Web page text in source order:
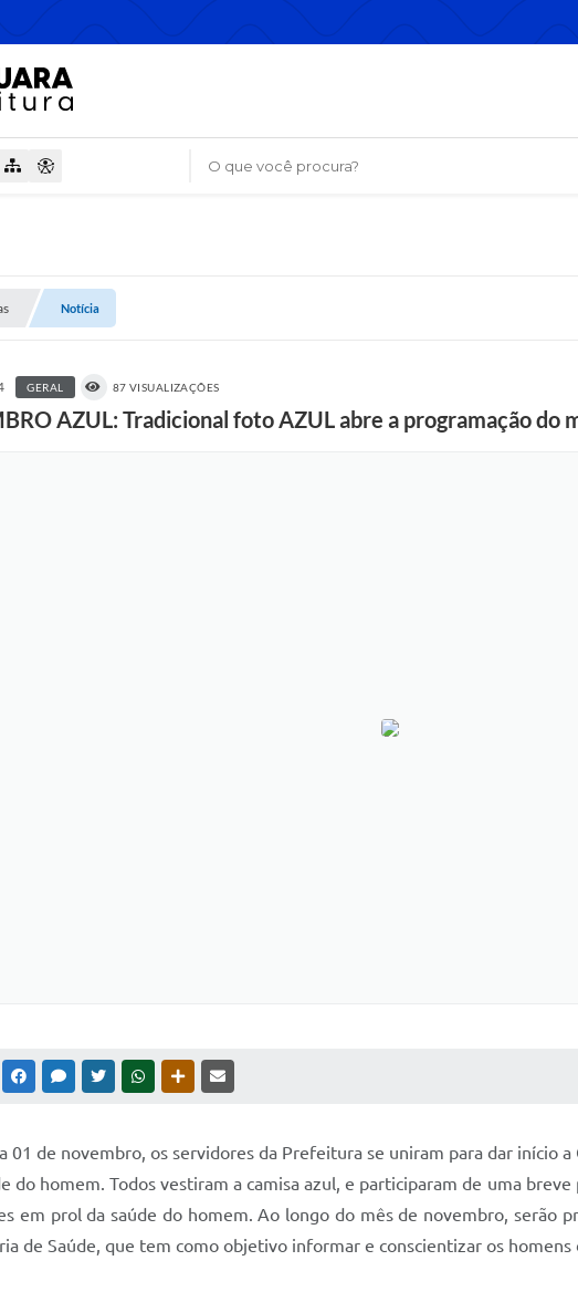
O que você procura?
Notícia
GERAL 87 VISUALIZAÇÕES
AZUL: Tradicional foto AZUL abre a programação do
FACEBOOKMESSENGER
TWITTERWHATSAPPOUTRAS MÍDIAS
01 de novembro, os servidores da Prefeitura se uniram para dar início
do homem. Todos vestiram a camisa azul, e participaram de uma
em prol da saúde do homem. Ao longo do mês de novembro, serão
de Saúde, que tem como objetivo informar e conscientizar os homens